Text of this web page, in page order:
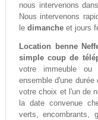
nous intervenons
Nous intervenons
le dimancheet jours
Location benne
simple coup de
votre immeuble ou
ensemble d'une
votre choix et l'un de
la date convenue
verts, encombrants,